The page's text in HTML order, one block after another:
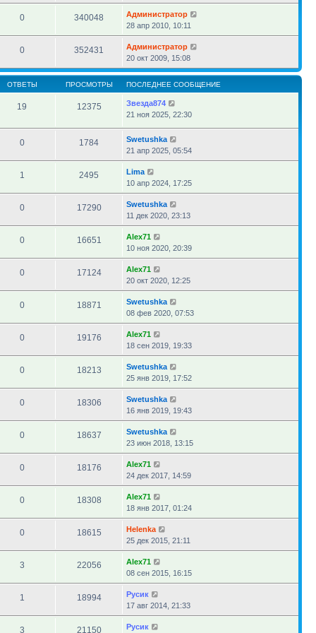
0 340048
Администратор
28 апр 2010, 10:11
0 352431
Администратор
20 окт 2009, 15:08
ОТВЕТЫ ПРОСМОТРЫ ПОСЛЕДНЕЕ СООБЩЕНИЕ
19 12375
Звезда874
21 ноя 2025, 22:30
0 1784
Swetushka
21 апр 2025, 05:54
1 2495
Lima
10 апр 2024, 17:25
0 17290
Swetushka
11 дек 2020, 23:13
0 16651
Alex71
10 ноя 2020, 20:39
0 17124
Alex71
20 окт 2020, 12:25
0 18871
Swetushka
08 фев 2020, 07:53
0 19176
Alex71
18 сен 2019, 19:33
0 18213
Swetushka
25 янв 2019, 17:52
0 18306
Swetushka
16 янв 2019, 19:43
0 18637
Swetushka
23 июн 2018, 13:15
0 18176
Alex71
24 дек 2017, 14:59
0 18308
Alex71
18 янв 2017, 01:24
0 18615
Helenka
25 дек 2015, 21:11
3 22056
Alex71
08 сен 2015, 16:15
1 18994
Русик
17 авг 2014, 21:33
3 21150 Русик